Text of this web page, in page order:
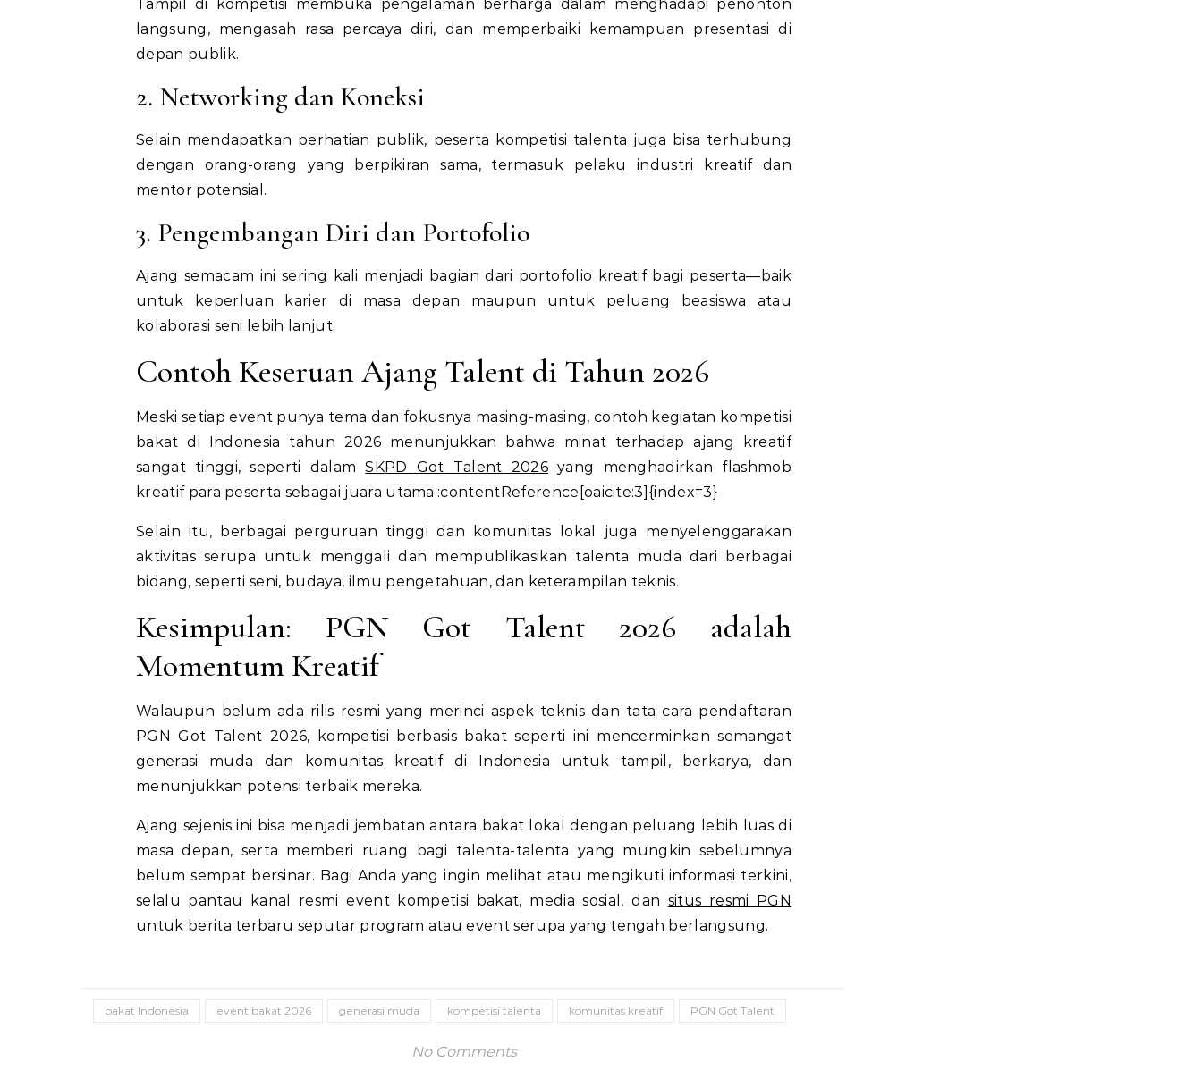
Tampil di kompetisi membuka pengalaman berharga dalam menghadapi penonton
langsung, mengasah rasa percaya diri, dan memperbaiki kemampuan presentasi di
depan publik.
2. Networking dan Koneksi
Selain mendapatkan perhatian publik, peserta kompetisi talenta juga bisa terhubung
dengan orang-orang yang berpikiran sama, termasuk pelaku industri kreatif dan
mentor potensial.
3. Pengembangan Diri dan Portofolio
Ajang semacam ini sering kali menjadi bagian dari portofolio kreatif bagi peserta—baik
untuk keperluan karier di masa depan maupun untuk peluang beasiswa atau
kolaborasi seni lebih lanjut.
Contoh Keseruan Ajang Talent di Tahun 2026
Meski setiap event punya tema dan fokusnya masing-masing, contoh kegiatan kompetisi
bakat di Indonesia tahun 2026 menunjukkan bahwa minat terhadap ajang kreatif
sangat tinggi, seperti dalamSKPD Got Talent 2026 yang menghadirkan flashmob
kreatif para peserta sebagai juara utama.:contentReference[oaicite:3]{index=3}
Selain itu, berbagai perguruan tinggi dan komunitas lokal juga menyelenggarakan
aktivitas serupa untuk menggali dan mempublikasikan talenta muda dari berbagai
bidang, seperti seni, budaya, ilmu pengetahuan, dan keterampilan teknis.
Kesimpulan: PGN Got Talent 2026 adalah
Momentum Kreatif
Walaupun belum ada rilis resmi yang merinci aspek teknis dan tata cara pendaftaran
PGN Got Talent 2026, kompetisi berbasis bakat seperti ini mencerminkan semangat
generasi muda dan komunitas kreatif di Indonesia untuk tampil, berkarya, dan
menunjukkan potensi terbaik mereka.
Ajang sejenis ini bisa menjadi jembatan antara bakat lokal dengan peluang lebih luas di
masa depan, serta memberi ruang bagi talenta-talenta yang mungkin sebelumnya
belum sempat bersinar. Bagi Anda yang ingin melihat atau mengikuti informasi terkini,
selalu pantau kanal resmi event kompetisi bakat, media sosial, dan situs resmi PGN
untuk berita terbaru seputar program atau event serupa yang tengah berlangsung.
bakat Indonesia event bakat 2026 generasi muda kompetisi talenta komunitas kreatif PGN Got Talent
No Comments